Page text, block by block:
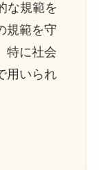
な規範を
規範を守
特に社会
用いられ